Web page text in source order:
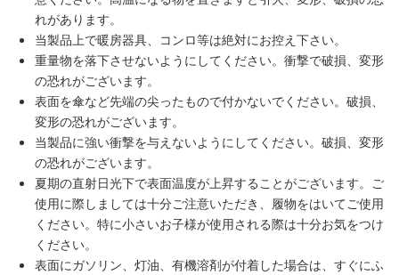
れがあります。
当製品上で暖房器具、コンロ等は絶対にお控え下さい。
重量物を落下させないようにしてください。衝撃で破損、変形
の恐れがございます。
表面を傘など先端の尖ったもので付かないでください。破損、
変形の恐れがございます。
当製品に強い衝撃を与えないようにしてください。破損、変形
の恐れがございます。
夏期の直射日光下で表面温度が上昇することがございます。ご
使用に際しましては十分ご注意いただき、履物をはいてご使用
ください。特に小さいお子様が使用される際は十分お気をつけ
ください。
表面にガソリン、灯油、有機溶剤が付着した場合は、すぐにふ